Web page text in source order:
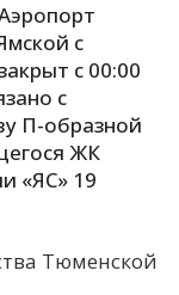
П
с
с 00:00
с
П-образной
ЖК
«ЯС» 19
Тюменской